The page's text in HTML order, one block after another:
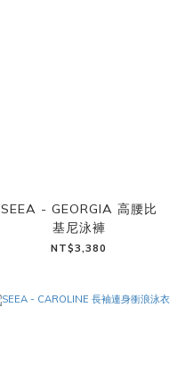
SEEA - GEORGIA 高腰比
基尼泳褲
NT$3,380